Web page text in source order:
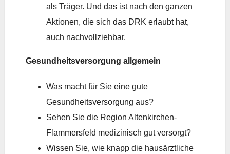
als Träger. Und das ist nach den ganzen
Aktionen, die sich das DRK erlaubt hat,
auch nachvollziehbar.
Gesundheitsversorgung allgemein
Was macht für Sie eine gute
Gesundheitsversorgung aus?
Sehen Sie die Region Altenkirchen-
Flammersfeld medizinisch gut versorgt?
Wissen Sie, wie knapp die hausärztliche